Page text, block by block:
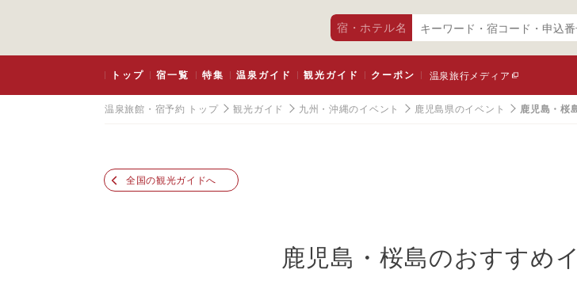
宿・ホテル名
トップ 宿一覧 特集 温泉ガイド 観光ガイド クーポン 温泉旅行メディア
温泉旅館・宿予約 トップ 観光ガイド 九州・沖縄のイベント 鹿児島県のイベント 鹿児島・桜
全国の観光ガイドへ
鹿児島・桜島のおすすめ